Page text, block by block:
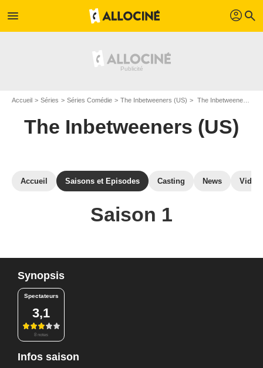
menu profil search
Accueil Séries Séries Comédie The Inbetweeners (US) The Inbetweeners (US) : Episodes de la saison 1
The Inbetweeners (US)
Accueil Saisons et Episodes Casting News
Saison 1
Synopsis
Spectateurs
3,1
8 notes
Infos saison